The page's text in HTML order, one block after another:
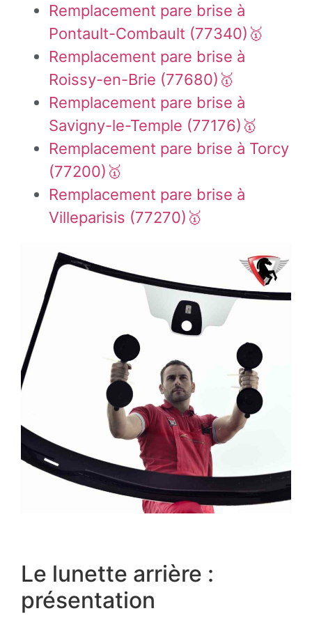
Remplacement pare brise à
Pontault-Combault (77340)🥇
Remplacement pare brise à
Roissy-en-Brie (77680)🥇
Remplacement pare brise à
Savigny-le-Temple (77176)🥇
Remplacement pare brise à Torcy
(77200)🥇
Remplacement pare brise à
Villeparisis (77270)🥇
Le lunette arrière :
présentation